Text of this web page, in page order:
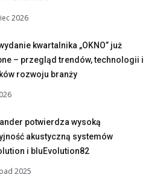
2026
kwartalnika „OKNO” już
– przegląd trendów, technologii i
rozwoju branży
potwierdza wysoką
akustyczną systemów
i bluEvolution82
2025